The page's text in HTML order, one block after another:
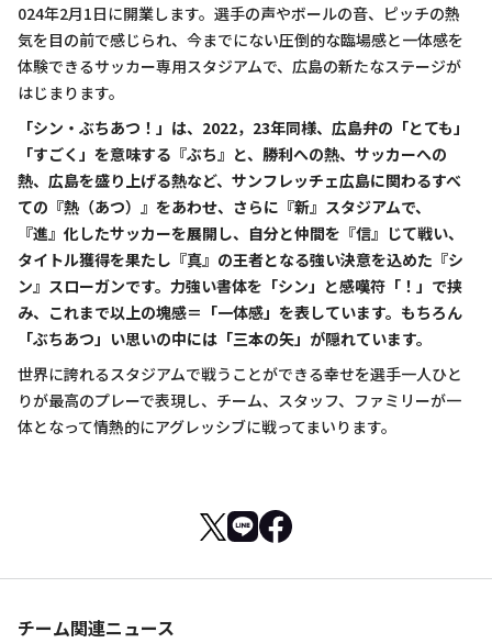
024年2月1日に開業します。選手の声やボールの音、ピッチの熱
気を目の前で感じられ、今までにない圧倒的な臨場感と一体感を
体験できるサッカー専用スタジアムで、広島の新たなステージが
はじまります。
「シン・ぶちあつ！」は、2022，23年同様、広島弁の「とても」
「すごく」を意味する『ぶち』と、勝利への熱、サッカーへの
熱、広島を盛り上げる熱など、サンフレッチェ広島に関わるすべ
ての『熱（あつ）』をあわせ、さらに『新』スタジアムで、
『進』化したサッカーを展開し、自分と仲間を『信』じて戦い、
タイトル獲得を果たし『真』の王者となる強い決意を込めた『シ
ン』スローガンです。力強い書体を「シン」と感嘆符「！」で挟
み、これまで以上の塊感＝「一体感」を表しています。もちろん
「ぶちあつ」い思いの中には「三本の矢」が隠れています。
世界に誇れるスタジアムで戦うことができる幸せを選手一人ひと
りが最高のプレーで表現し、チーム、スタッフ、ファミリーが一
体となって情熱的にアグレッシブに戦ってまいります。
チーム関連ニュース